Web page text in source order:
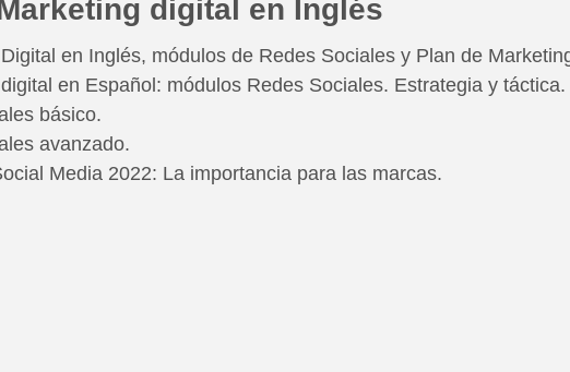
digital en Inglés
en Inglés, módulos de Redes Sociales y Plan de
en Español: módulos Redes Sociales. Estrategia y táctica.
básico.
avanzado.
Media 2022: La importancia para las marcas.